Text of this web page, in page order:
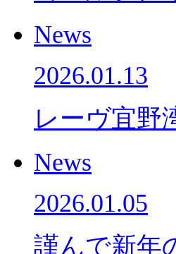
News
2026.01.13
レーヴ宜
News
2026.01.05
謹んで新年